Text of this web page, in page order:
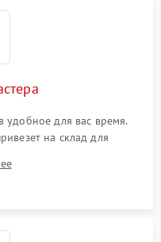
удобное для вас время.
на склад для